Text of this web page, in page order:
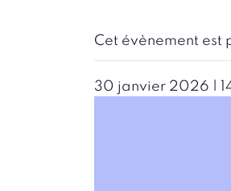
Cet évènement est
30 janvier 2026 |